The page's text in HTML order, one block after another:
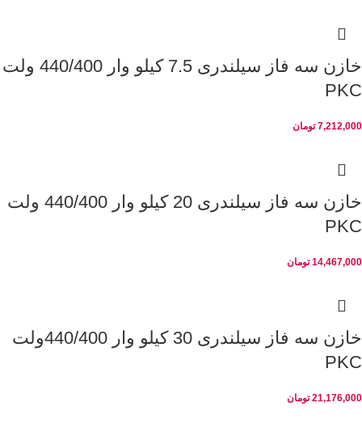
خازن سه فاز سیلندری 7.5 کیلو وار 440/400 ولت
PKC
7,212,000 تومان
خازن سه فاز سیلندری 20 کیلو وار 440/400 ولت
PKC
14,467,000 تومان
خازن سه فاز سیلندری 30 کیلو وار 440/400ولت
PKC
21,176,000 تومان